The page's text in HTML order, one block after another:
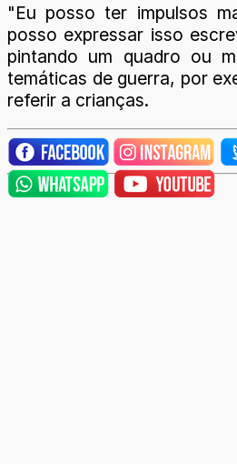
"Eu posso ter impulsos
posso expressar isso
pintando um quadro ou
temáticas de guerra, por
referir a crianças.